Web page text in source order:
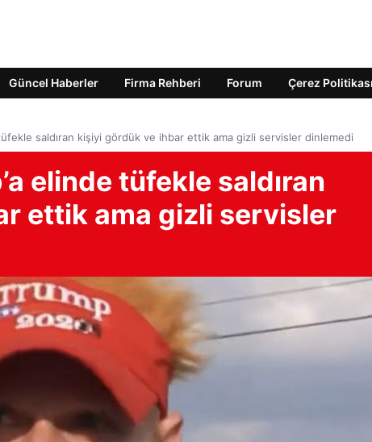
Güncel Haberler Firma Rehberi Forum Çerez Politikası
tüfekle saldıran kişiyi gördük ve ihbar ettik ama gizli servisler dinlemedi
elinde tüfekle saldıran
ettik ama gizli servisler